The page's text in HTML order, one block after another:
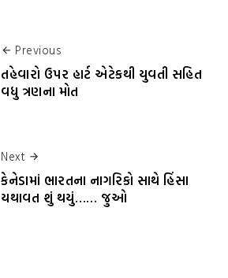
Previous
તહેવારો ઉપર હાર્ટ એટેકથી યુવતી સહિત
વધુ ત્રણના મોત
Next
કેનેડામાં ભારતના નાગરિકો સાથે હિંસા
યથાવત શું થયું…… જુઓ